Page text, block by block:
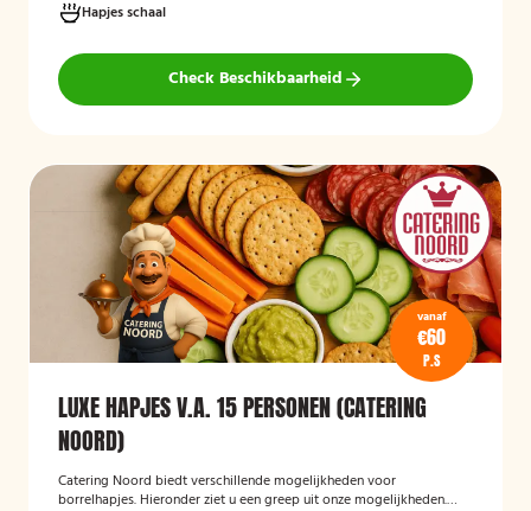
Hapjes schaal
Check Beschikbaarheid
vanaf
€60
P.S
LUXE HAPJES V.A. 15 PERSONEN (CATERING
NOORD)
Catering Noord biedt verschillende mogelijkheden voor
borrelhapjes. Hieronder ziet u een greep uit onze mogelijkheden.